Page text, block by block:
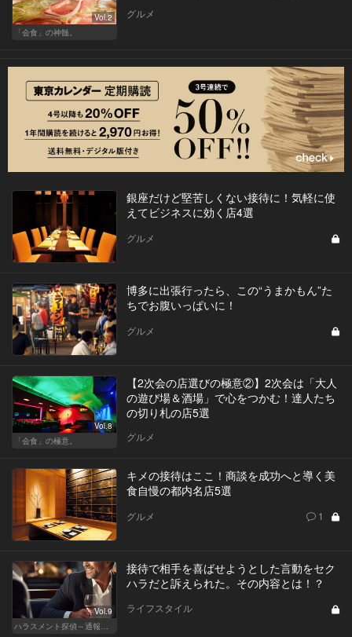
Vol.2
「会食」の神髄。
グルメ
銀座だけど堅苦しくない接待に！気軽に使
えてビジネスに効く店4選
グルメ
博多に出張行ったら、この“うまかもん”た
ちでお腹いっぱいに！
グルメ
Vol.8
「会食」の極意。
【2次会の店選びの極意②】2次会は「大人
の遊び場＆酒場」で心をつかむ！達人たち
の切り札の店5選
グルメ
キメの接待はここ！商談を成功へと導く美
食自慢の都内名店5選
グルメ 1
Vol.9
ハラスメント探偵～通報編～
接待で相手を喜ばせようとした言動をセク
ハラだと訴えられた。その内容とは！？
ライフスタイル